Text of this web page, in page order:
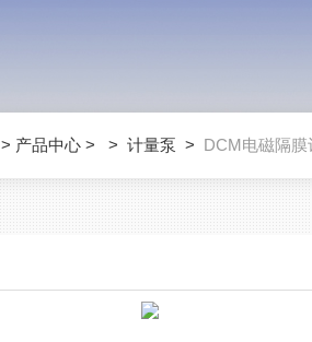
> 产品中心 > > 计量泵 > DCM电磁隔膜